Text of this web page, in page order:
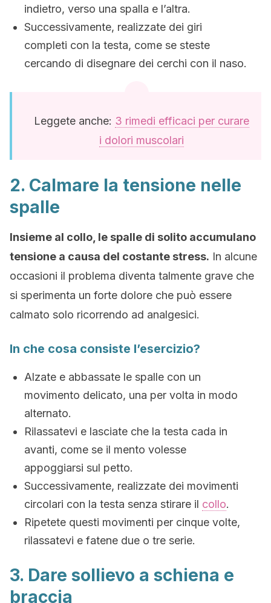
indietro, verso una spalla e l’altra.
Successivamente, realizzate dei giri
completi con la testa, come se steste
cercando di disegnare dei cerchi con il naso.
Leggete anche: 3 rimedi efficaci per curare
i dolori muscolari
2. Calmare la tensione nelle
spalle
Insieme al collo, le spalle di solito accumulano
tensione a causa del costante stress. In alcune
occasioni il problema diventa talmente grave che
si sperimenta un forte dolore che può essere
calmato solo ricorrendo ad analgesici.
In che cosa consiste l’esercizio?
Alzate e abbassate le spalle con un
movimento delicato, una per volta in modo
alternato.
Rilassatevi e lasciate che la testa cada in
avanti, come se il mento volesse
appoggiarsi sul petto.
Successivamente, realizzate dei movimenti
circolari con la testa senza stirare il collo.
Ripetete questi movimenti per cinque volte,
rilassatevi e fatene due o tre serie.
3. Dare sollievo a schiena e
braccia